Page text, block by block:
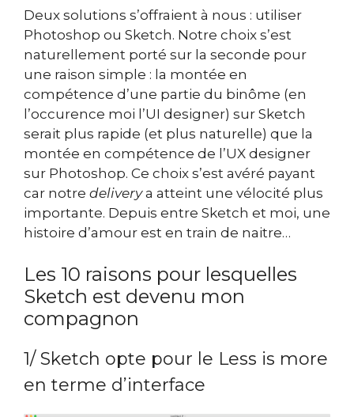
Deux solutions s’offraient à nous : utiliser
Photoshop ou Sketch. Notre choix s’est
naturellement porté sur la seconde pour
une raison simple : la montée en
compétence d’une partie du binôme (en
l’occurence moi l’UI designer) sur Sketch
serait plus rapide (et plus naturelle) que la
montée en compétence de l’UX designer
sur Photoshop. Ce choix s’est avéré payant
car notre deliverya atteint une vélocité plus
importante. Depuis entre Sketch et moi, une
histoire d’amour est en train de naitre…
Les 10 raisons pour lesquelles
Sketch est devenu mon
compagnon
1/ Sketch opte pour le Less is more
en terme d’interface